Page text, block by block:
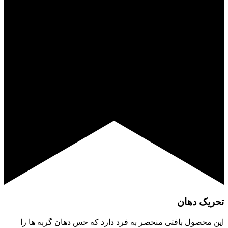
تحریک دهان
این محصول بافتی منحصر به فرد دارد که حس دهان گربه ها را